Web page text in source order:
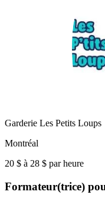
Garderie Les Petits Loups
Montréal
20 $ à 28 $ par heure
Formateur(trice)